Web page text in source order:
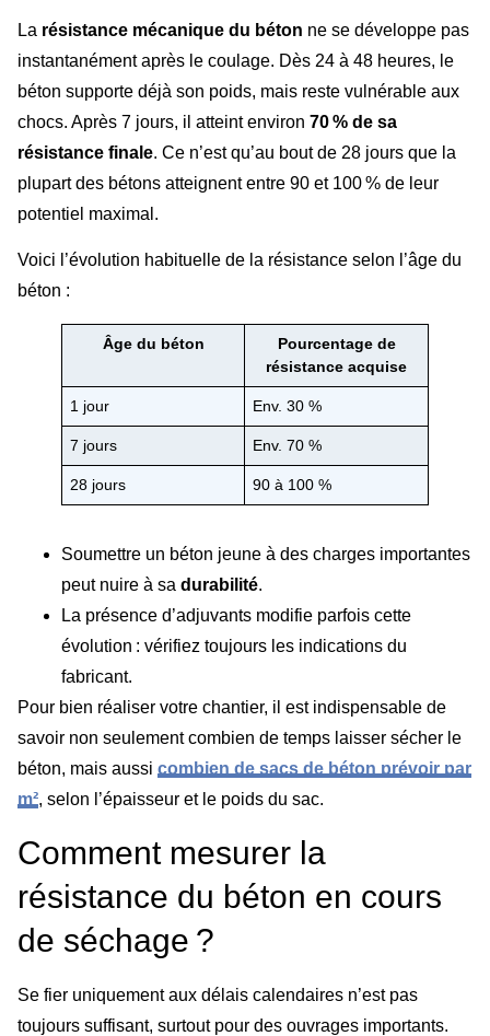
La résistance mécanique du béton ne se développe pas
instantanément après le coulage. Dès 24 à 48 heures, le
béton supporte déjà son poids, mais reste vulnérable aux
chocs. Après 7 jours, il atteint environ 70 % de sa
résistance finale. Ce n’est qu’au bout de 28 jours que la
plupart des bétons atteignent entre 90 et 100 % de leur
potentiel maximal.
Voici l’évolution habituelle de la résistance selon l’âge du
béton :
Âge du béton
Pourcentage de
résistance acquise
1 jour Env. 30 %
7 jours Env. 70 %
28 jours 90 à 100 %
Soumettre un béton jeune à des charges importantes
peut nuire à sa durabilité.
La présence d’adjuvants modifie parfois cette
évolution : vérifiez toujours les indications du
fabricant.
Pour bien réaliser votre chantier, il est indispensable de
savoir non seulement combien de temps laisser sécher le
béton, mais aussi combien de sacs de béton prévoir par
m², selon l’épaisseur et le poids du sac.
Comment mesurer la
résistance du béton en cours
de séchage ?
Se fier uniquement aux délais calendaires n’est pas
toujours suffisant, surtout pour des ouvrages importants.